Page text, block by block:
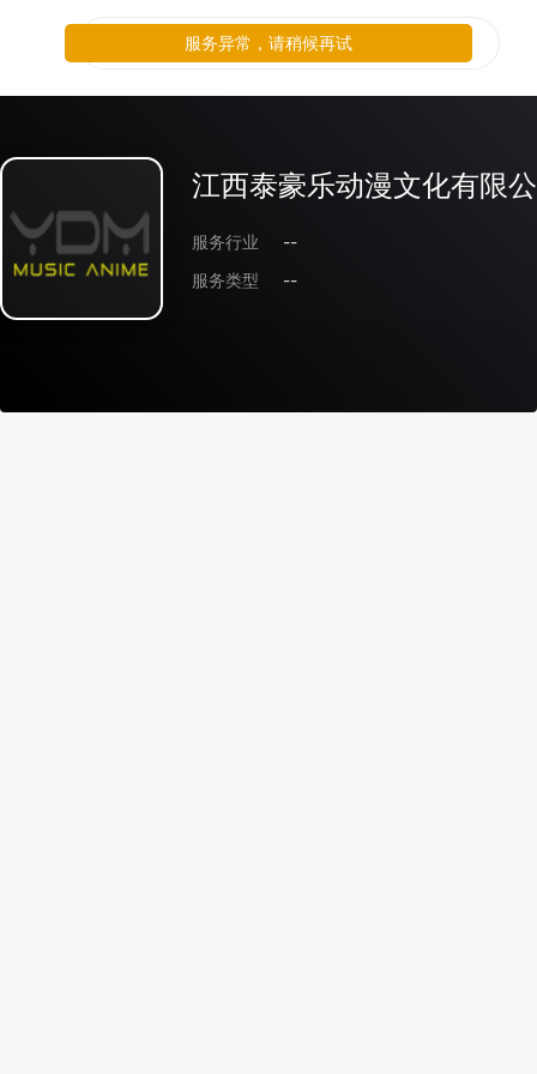
江西泰豪乐动漫文化有限
服务行业
--
服务类型
--
服务异常，请稍候再试
服务异常，请稍候再试